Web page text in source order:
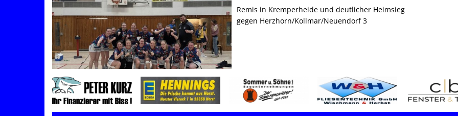
Remis in Kremperheide und deutlicher Heimsieg
gegen Herzhorn/Kollmar/Neuendorf 3